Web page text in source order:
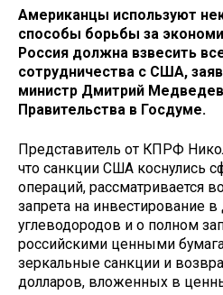
Американцы используют
способы борьбы за
Россия должна взвесить
сотрудничества с США,
министр Дмитрий
Правительства в Госдуме.
Представитель от КПРФ
что санкции США коснулись
операций, рассматривается
запрета на инвестирование
углеводородов и о полном
российскими ценными
зеркальные санкции и
долларов, вложенных в